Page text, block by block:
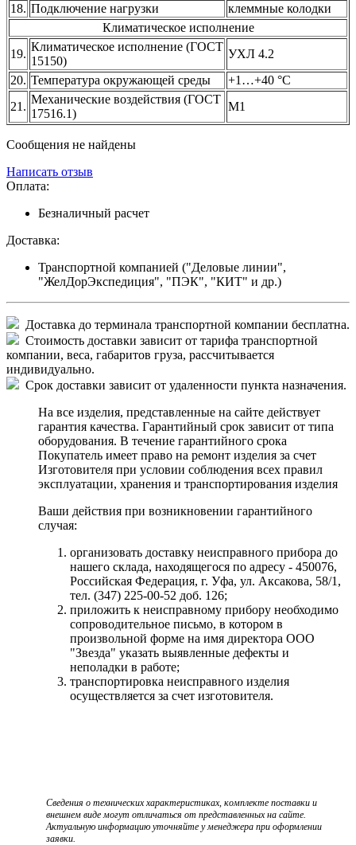
18. Подключение нагрузки
клеммные колодки
Климатическое исполнение
19.
Климатическое исполнение (ГОСТ
15150)
УХЛ 4.2
20. Температура окружающей среды
+1…+40 °С
21.
Механические воздействия (ГОСТ
17516.1)
М1
Сообщения не найдены
Написать отзыв
Оплата:
Безналичный расчет
Доставка:
Транспортной компанией ("Деловые линии",
"ЖелДорЭкспедиция", "ПЭК", "КИТ" и др.)
Доставка до терминала транспортной компании бесплатна.
Стоимость доставки зависит от тарифа транспортной
компании, веса, габаритов груза, рассчитывается
индивидуально.
Срок доставки зависит от удаленности пункта назначения.
На все изделия, представленные на сайте действует
гарантия качества. Гарантийный срок зависит от типа
оборудования. В течение гарантийного срока
Покупатель имеет право на ремонт изделия за счет
Изготовителя при условии соблюдения всех правил
эксплуатации, хранения и транспортирования изделия
Ваши действия при возникновении гарантийного
случая:
организовать доставку неисправного прибора до
нашего склада, находящегося по адресу - 450076,
Российская Федерация, г. Уфа, ул. Аксакова, 58/1,
тел. (347) 225-00-52 доб. 126;
приложить к неисправному прибору необходимо
сопроводительное письмо, в котором в
произвольной форме на имя директора ООО
"Звезда" указать выявленные дефекты и
неполадки в работе;
транспортировка неисправного изделия
осуществляется за счет изготовителя.
Сведения о технических характеристиках, комплекте поставки и
внешнем виде могут отличаться от представленных на сайте.
Актуальную информацию уточняйте у менеджера при оформлении
заявки.